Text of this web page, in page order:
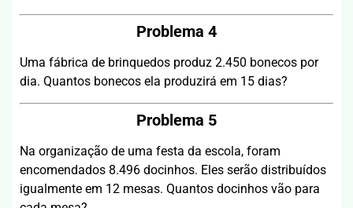
Problema 4
Uma fábrica de brinquedos produz 2.450 bonecos por
dia. Quantos bonecos ela produzirá em 15 dias?
Problema 5
Na organização de uma festa da escola, foram
encomendados 8.496 docinhos. Eles serão distribuídos
igualmente em 12 mesas. Quantos docinhos vão para